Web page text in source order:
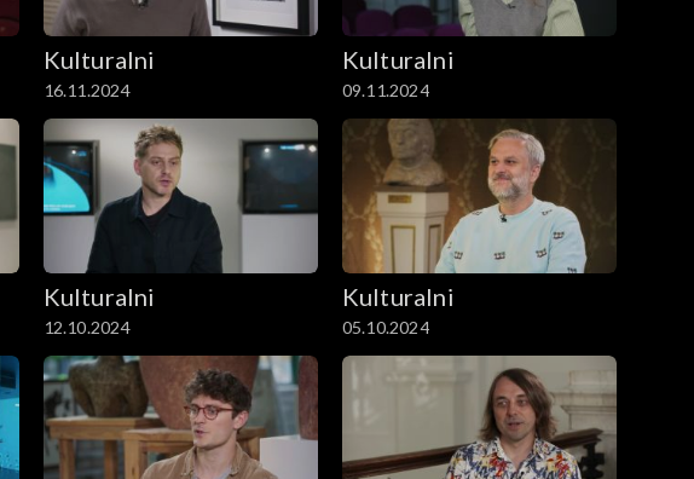
Kulturalni
16.11.2024
Kulturalni
09.11.2024
Kulturalni
12.10.2024
Kulturalni
05.10.2024